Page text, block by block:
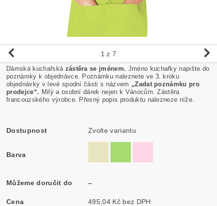
1 z 7
Dámská kuchařská zástěra se jménem. Jméno kuchařky napište do
poznámky k objednávce. Poznámku naleznete ve 3. kroku
objednávky v levé spodní části s názvem „Zadat poznámku pro
prodejce“. Milý a osobní dárek nejen k Vánocům. Zástěra
francouzského výrobce. Přesný popis produktu nalezneze níže.
Dostupnost Zvolte variantu
Barva
Můžeme doručit do –
Cena 495,04 Kč bez DPH